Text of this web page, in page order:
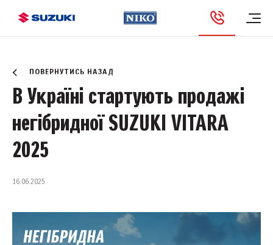
ПОВЕРНУТИСЬ НАЗАД
В Україні стартують продажі
негібридної SUZUKI VITARA
2025
16.06.2025